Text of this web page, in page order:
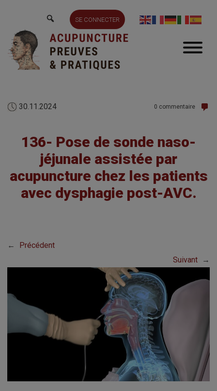
SE CONNECTER
30.11.2024 0 commentaire
136- Pose de sonde naso-
jéjunale assistée par
acupuncture chez les patients
avec dysphagie post-AVC.
←
Précédent
Suivant
→